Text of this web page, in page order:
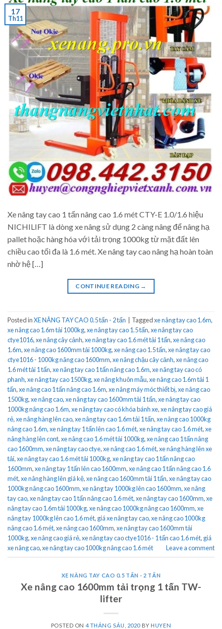
17
Th11
Xe nâng tay cao 1 tấn nâng cao 1.6 mét CTY-E 1.0/1.6 hiệu
NICHILIFT là dòng xe nâng sử dụng 2 càng nâng để nâng hạ
pallet hoặc hàng hóa với tải trọng 1000kg từ mặt đất lên
chiều cao tối đa là 1.6 mét. Xe nâng tay cao nâng hạ hoàn toàn
nhờ hệ […]
CONTINUE READING →
Posted inXE NÂNG TAY CAO 0.5 tấn - 2 tấn Taggedxe nâng tay cao 1.6m,
xe nâng cao 1.6m tải 1000kg,xe nâng tay cao 1.5 tấn,xe nâng tay cao
ctye1016,xe nâng cây cảnh,xe nâng tay cao 1.6 mét tải 1 tấn,xe nâng cao
1.6m,xe nâng cao 1600mm tải 1000kg,xe nâng cao 1.5 tấn,xe nâng tay cao
ctye1016 - 1000kg nâng cao 1600mm,xe nâng chậu cây cảnh,xe nâng cao
1.6 mét tải 1 tấn,xe nâng tay cao 1 tấn nâng cao 1.6m,xe nâng tay cao có
phanh,xe nâng tay cao 1500kg,xe nâng khuôn mẫu,xe nâng cao 1.6m tải 1
tấn,xe nâng cao 1 tấn nâng cao 1.6m,xe nâng máy móc thiết bị,xe nâng cao
1500kg,xe nâng cao,xe nâng tay cao 1600mm tải 1 tấn,xe nâng tay cao
1000kg nâng cao 1.6m,xe nâng tay cao có khóa bánh xe,xe nâng tay cao giá
rẻ,xe nâng hàng lên cao,xe nâng tay cao 1.6m tải 1 tấn,xe nâng cao 1000kg
nâng cao 1.6m,xe nâng tay 1 tấn lên cao 1.6 mét,xe nâng tay cao 1.6 mét,xe
nâng hàng lên cont,xe nâng cao 1.6 mét tải 1000kg,xe nâng cao 1 tấn nâng
cao 1600mm,xe nâng tay cao ctye,xe nâng cao 1.6 mét,xe nâng hàng lên xe
tải,xe nâng tay cao 1.6 mét tải 1000kg,xe nâng tay cao 1 tấn nâng cao
1600mm,xe nâng tay 1 tấn lên cao 1600mm,xe nâng cao 1 tấn nâng cao 1.6
mét,xe nâng hàng lên giá kệ,xe nâng cao 1600mm tải 1 tấn,xe nâng tay cao
1000kg nâng cao 1600mm,xe nâng tay 1000kg lên cao 1600mm,xe nâng
tay cao,xe nâng tay cao 1 tấn nâng cao 1.6 mét,xe nâng tay cao 1600mm,xe
nâng tay cao 1.6m tải 1000kg,xe nâng cao 1000kg nâng cao 1600mm,xe
nâng tay 1000kg lên cao 1.6 mét, giá xe nâng tay cao,xe nâng cao 1000kg
nâng cao 1.6 mét,xe nâng cao 1600mm,xe nâng tay cao 1600mm tải
1000kg,xe nâng cao giá rẻ,xe nâng tay cao ctye1016 - 1 tấn cao 1.6 mét, giá
xe nâng cao,xe nâng tay cao 1000kg nâng cao 1.6 mét Leave a comment
XE NÂNG TAY CAO 0.5 TẤN - 2 TẤN
Xe nâng cao 1600mm tải trọng 1 tấn TW-
lifter
POSTED ON 4 THÁNG SÁU, 2020 BYHUYEN